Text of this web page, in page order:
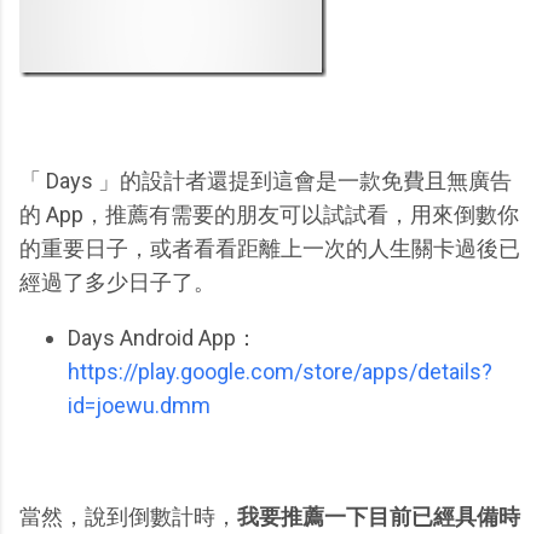
「 Days 」的設計者還提到這會是一款免費且無廣告
的 App，推薦有需要的朋友可以試試看，用來倒數你
的重要日子，或者看看距離上一次的人生關卡過後已
經過了多少日子了。
Days Android App：
https://play.google.com/store/apps/details?
id=joewu.dmm
當然，說到倒數計時， 我要推薦一下目前已經具備時